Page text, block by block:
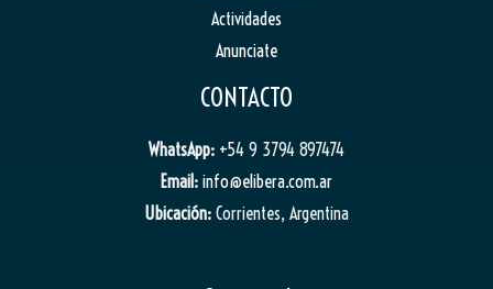
Actividades
Anunciate
CONTACTO
WhatsApp: +54 9 3794 897474
Email: info@elibera.com.ar
Ubicación: Corrientes, Argentina